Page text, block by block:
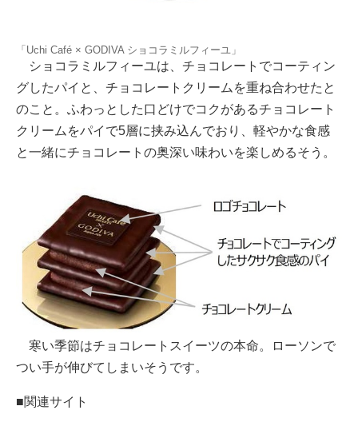
「Uchi Café × GODIVA ショコラミルフィーユ」
ショコラミルフィーユは、チョコレートでコーティン
グしたパイと、チョコレートクリームを重ね合わせたと
のこと。ふわっとした口どけでコクがあるチョコレート
クリームをパイで5層に挟み込んでおり、軽やかな食感
と一緒にチョコレートの奥深い味わいを楽しめるそう。
寒い季節はチョコレートスイーツの本命。ローソンで
つい手が伸びてしまいそうです。
■関連サイト